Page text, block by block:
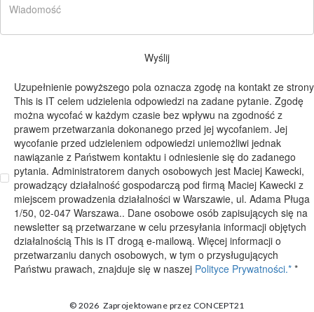
Wyślij
Uzupełnienie powyższego pola oznacza zgodę na kontakt ze strony
This is IT celem udzielenia odpowiedzi na zadane pytanie. Zgodę
można wycofać w każdym czasie bez wpływu na zgodność z
prawem przetwarzania dokonanego przed jej wycofaniem. Jej
wycofanie przed udzieleniem odpowiedzi uniemożliwi jednak
nawiązanie z Państwem kontaktu i odniesienie się do zadanego
pytania. Administratorem danych osobowych jest Maciej Kawecki,
prowadzący działalność gospodarczą pod firmą Maciej Kawecki z
miejscem prowadzenia działalności w Warszawie, ul. Adama Pługa
1/50, 02-047 Warszawa.. Dane osobowe osób zapisujących się na
newsletter są przetwarzane w celu przesyłania informacji objętych
działalnością This is IT drogą e-mailową. Więcej informacji o
przetwarzaniu danych osobowych, w tym o przysługujących
Państwu prawach, znajduje się w naszej Polityce Prywatności.* *
© 2026 Zaprojektowane przez CONCEPT21